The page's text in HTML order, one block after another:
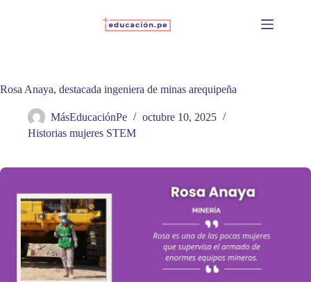
Rosa Anaya, destacada ingeniera de minas arequipeña
MásEducaciónPe
octubre 10, 2025
Historias mujeres STEM